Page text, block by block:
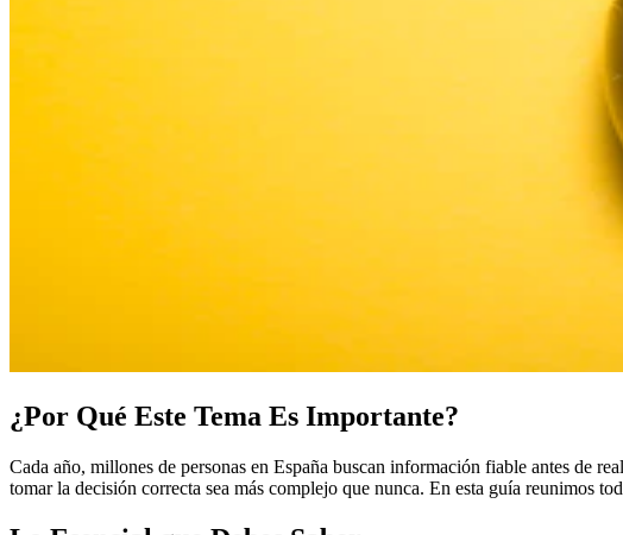
¿Por Qué Este Tema Es Importante?
Cada año, millones de personas en España buscan información fiable antes de
tomar la decisión correcta sea más complejo que nunca. En esta guía reunimos